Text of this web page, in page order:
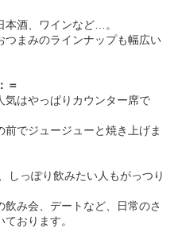
本酒、ワインなど…。
つまみのラインナップも幅広い
＝
気はやっぱりカウンター席で
でジュージューと焼き上げま
しっぽり飲みたい人もがっつり
み会、デートなど、日常のさ
おります。